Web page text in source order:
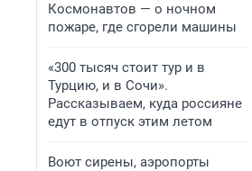
Космонавтов — о ночном
пожаре, где сгорели машины
«300 тысяч стоит тур и в
Турцию, и в Сочи».
Рассказываем, куда россияне
едут в отпуск этим летом
Воют сирены, аэропорты